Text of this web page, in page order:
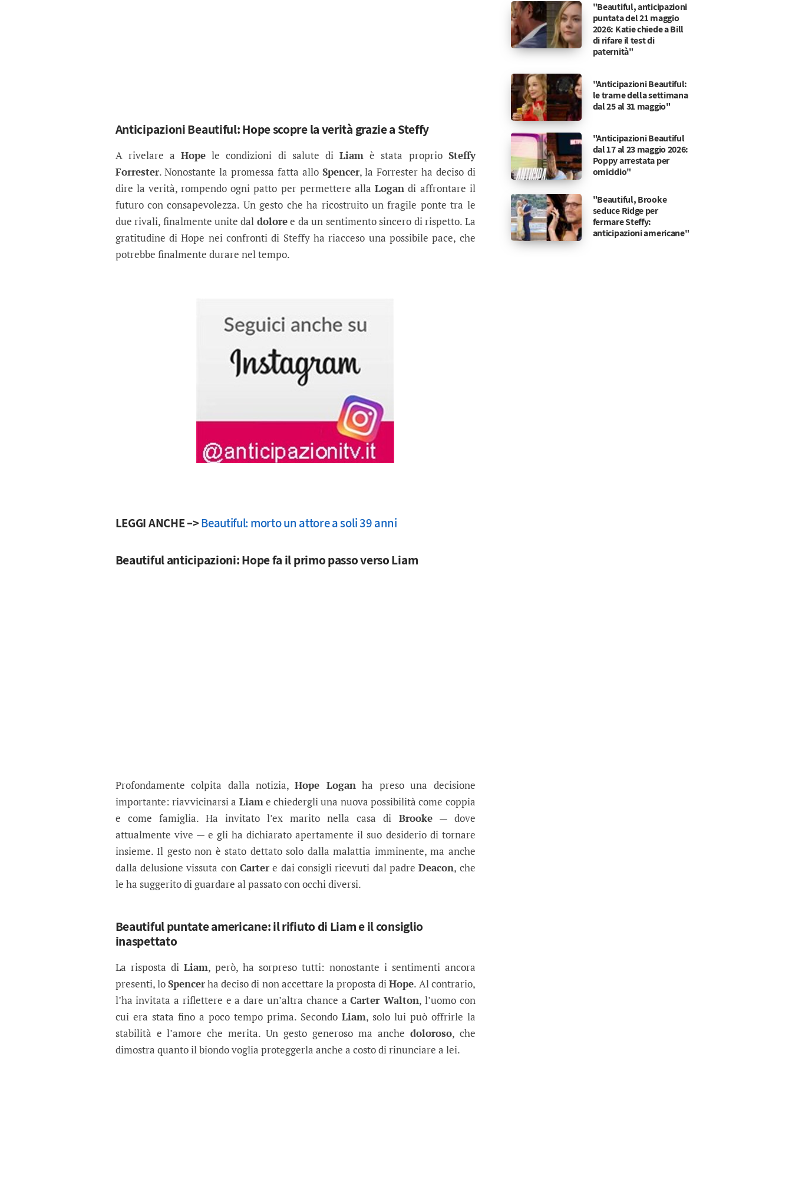
Anticipazioni Beautiful: Hope scopre la verità grazie a Steffy
A rivelare aHope le condizioni di salute diLiam è stata proprio Steffy
Forrester. Nonostante la promessa fatta allo Spencer, la Forrester ha deciso di
dire la verità, rompendo ogni patto per permettere allaLogan di affrontare il
futuro con consapevolezza. Un gesto che ha ricostruito un fragile ponte tra le
due rivali, finalmente unite dal doloree da un sentimento sincero di rispetto. La
gratitudine di Hope nei confronti di Steffy ha riacceso una possibile pace, che
potrebbe finalmente durare nel tempo.
LEGGI ANCHE –>Beautiful: morto un attore a soli 39 anni
Beautiful anticipazioni: Hope fa il primo passo verso Liam
Profondamente colpita dalla notizia,Hope Logan ha preso una decisione
importante: riavvicinarsi a Liam e chiedergli una nuova possibilità come coppia
e come famiglia. Ha invitato l’ex marito nella casa di Brooke— dove
attualmente vive — e gli ha dichiarato apertamente il suo desiderio di tornare
insieme. Il gesto non è stato dettato solo dalla malattia imminente, ma anche
dalla delusione vissuta con Cartere dai consigli ricevuti dal padreDeacon, che
le ha suggerito di guardare al passato con occhi diversi.
Beautiful puntate americane: il rifiuto di Liam e il consiglio
inaspettato
La risposta di Liam, però, ha sorpreso tutti: nonostante i sentimenti ancora
presenti, loSpencerha deciso di non accettare la proposta diHope. Al contrario,
l’ha invitata a riflettere e a dare un’altra chance aCarter Walton, l’uomo con
cui era stata fino a poco tempo prima. Secondo Liam, solo lui può offrirle la
stabilità e l’amore che merita. Un gesto generoso ma anche doloroso, che
dimostra quanto il biondo voglia proteggerla anche a costo di rinunciare a lei.
"Beautiful, anticipazioni
puntata del 21 maggio
2026: Katie chiede a Bill
di rifare il test di
paternità"
"Anticipazioni Beautiful:
le trame della settimana
dal 25 al 31 maggio"
"Anticipazioni Beautiful
dal 17 al 23 maggio 2026:
Poppy arrestata per
omicidio"
"Beautiful, Brooke
seduce Ridge per
fermare Steffy:
anticipazioni americane"